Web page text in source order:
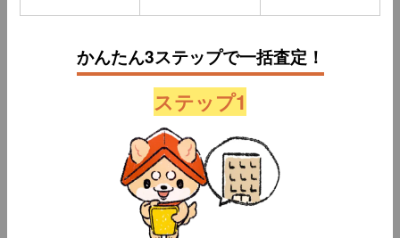
かんたん3ステップで一括査定！
ステップ1